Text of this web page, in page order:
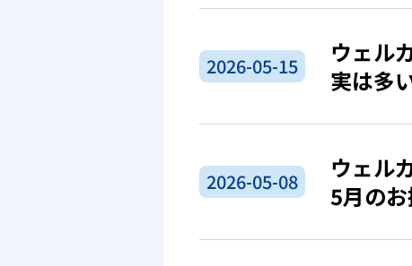
2026-05-15
ウェル
実は多
2026-05-08
ウェル
5月の